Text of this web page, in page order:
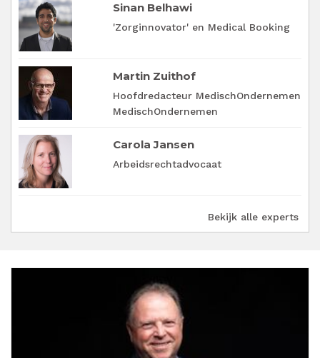
Sinan Belhawi
'Zorginnovator' en Medical Booking
Martin Zuithof
Hoofdredacteur MedischOndernemen
MedischOndernemen
Carola Jansen
Arbeidsrechtadvocaat
Bekijk alle experts